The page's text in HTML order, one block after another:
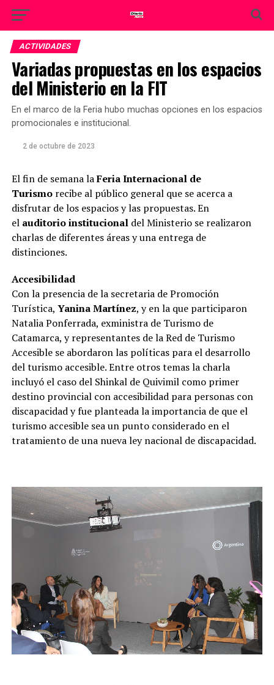
ACTIVIDADES
Variadas propuestas en los espacios
del Ministerio en la FIT
En el marco de la Feria hubo muchas opciones en los espacios
promocionales e institucional.
2 de octubre de 2023
El fin de semana laFeria Internacional de
Turismorecibe al público general que se acerca a
disfrutar de los espacios y las propuestas. En
el auditorio institucionaldel Ministerio se realizaron
charlas de diferentes áreas y una entrega de
distinciones.
Accesibilidad
Con la presencia de la secretaria de Promoción
Turística, Yanina Martínez, y en la que participaron
Natalia Ponferrada, exministra de Turismo de
Catamarca, y representantes de la Red de Turismo
Accesible se abordaron las políticas para el desarrollo
del turismo accesible. Entre otros temas la charla
incluyó el caso del Shinkal de Quivimil como primer
destino provincial con accesibilidad para personas con
discapacidad y fue planteada la importancia de que el
turismo accesible sea un punto considerado en el
tratamiento de una nueva ley nacional de discapacidad.